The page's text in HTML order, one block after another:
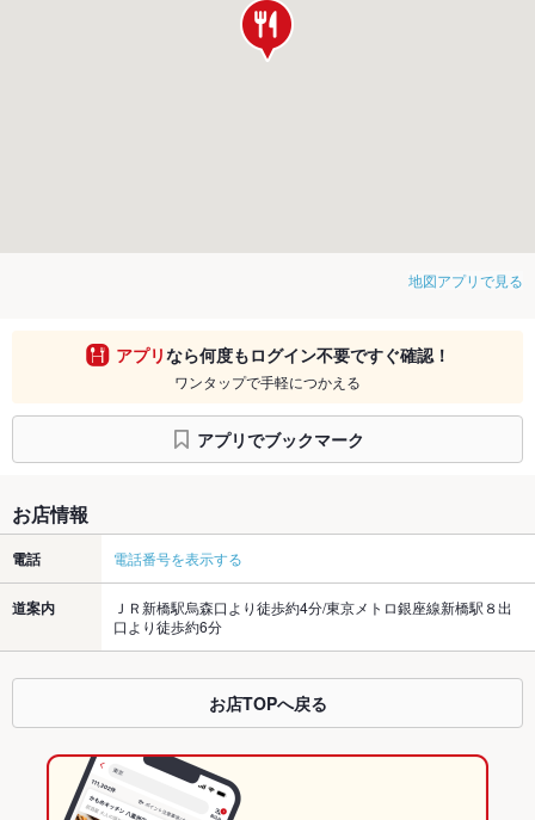
地図アプリで見る
アプリなら何度もログイン不要ですぐ確認！
ワンタップで手軽につかえる
アプリでブックマーク
お店情報
電話 電話番号を表示する
道案内
ＪＲ新橋駅烏森口より徒歩約4分/東京メトロ銀座線新橋駅８出
口より徒歩約6分
お店TOPへ戻る